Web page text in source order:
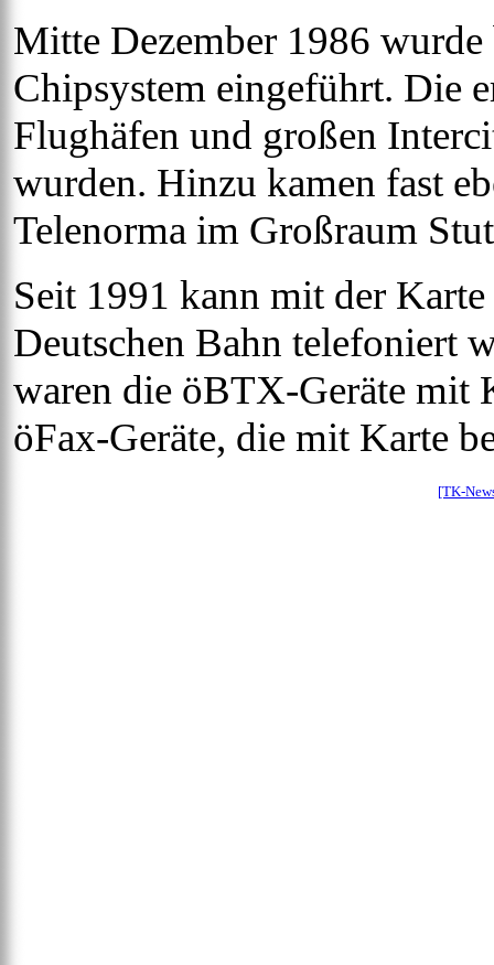
Mitte Dezember 1986 wurde
Chipsystem eingeführt. Die
Flughäfen und großen
wurden. Hinzu kamen fast
Telenorma im Großraum
Seit 1991 kann mit der
Deutschen Bahn telefoniert
waren die öBTX-Geräte mit
öFax-Geräte, die mit Karte
[TK-